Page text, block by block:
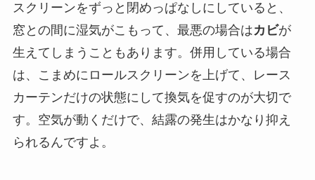
スクリーンをずっと閉めっぱなしにしていると、
窓との間に湿気がこもって、最悪の場合はカビが
生えてしまうこともあります。併用している場合
は、こまめにロールスクリーンを上げて、レース
カーテンだけの状態にして換気を促すのが大切で
す。空気が動くだけで、結露の発生はかなり抑え
られるんですよ。